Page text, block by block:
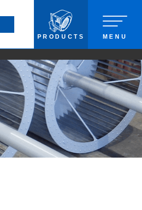
MENU
PRODUCTS